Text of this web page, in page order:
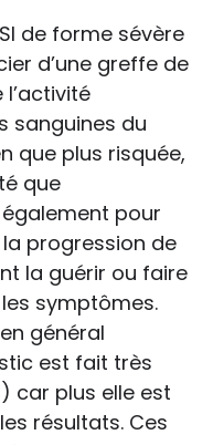
de forme sévère
d’une greffe de
sanguines du
que plus risquée,
que
également pour
progression de
la guérir ou faire
symptômes.
général
est fait très
car plus elle est
résultats. Ces